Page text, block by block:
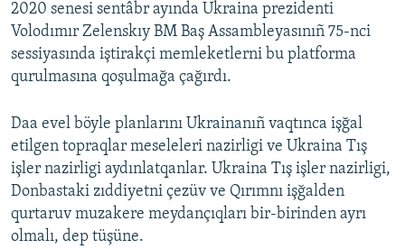
2020 senesi sentâbr ayında Ukraina prezidenti
Volodımır Zelenskıy BM Baş Assambleyasınıñ 75-nci
sessiyasında iştirakçi memleketlerni bu platforma
qurulmasına qoşulmağa çağırdı.
Daa evel böyle planlarını Ukrainanıñ vaqtınca işğal
etilgen topraqlar meseleleri nazirligi ve Ukraina Tış
işler nazirligi aydınlatqanlar. Ukraina Tış işler nazirligi,
Donbastaki zıddiyetni çezüv ve Qırımnı işğalden
qurtaruv muzakere meydançıqları bir-birinden ayrı
olmalı, dep tüşüne.